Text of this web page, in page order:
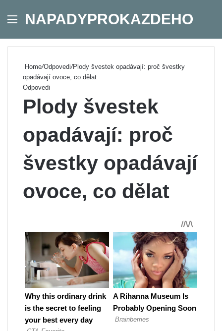
Menu
NAPADYPROKAZDEHO
Home/Odpovedi/Plody švestek opadávají: proč švestky
opadávají ovoce, co dělat
Odpovedi
Plody švestek
opadávají: proč
švestky opadávají
ovoce, co dělat